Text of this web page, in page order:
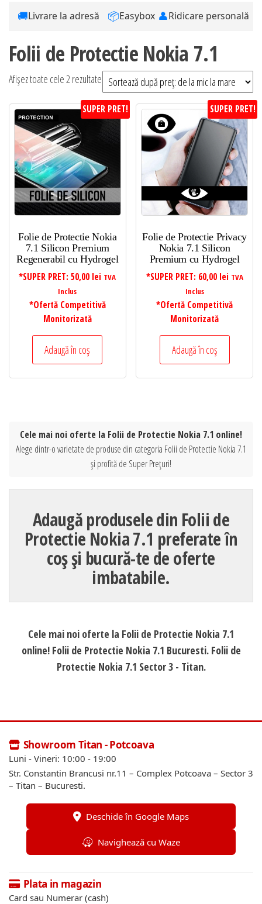
🚚Livrare la adresă 📦Easybox 👤Ridicare personală
Folii de Protectie Nokia 7.1
Afișez toate cele 2 rezultate Sortat
după
preț:
mic
la
mare
SUPER PRET!
Folie de Protectie Nokia
7.1 Silicon Premium
Regenerabil cu Hydrogel
*SUPER PRET:50,00 lei TVA
Inclus
*Ofertă Competitivă
Monitorizată
Adaugă în coș
SUPER PRET!
Folie de Protectie Privacy
Nokia 7.1 Silicon
Premium cu Hydrogel
*SUPER PRET: 60,00 lei TVA
Inclus
*Ofertă Competitivă
Monitorizată
Adaugă în coș
Cele mai noi oferte la Folii de Protectie Nokia 7.1 online!
Alege dintr-o varietate de produse din categoria Folii de Protectie Nokia 7.1
și profită de Super Prețuri!
Adaugă produsele din Folii de
Protectie Nokia 7.1 preferate în
coș și bucură-te de oferte
imbatabile.
Cele mai noi oferte la Folii de Protectie Nokia 7.1
online! Folii de Protectie Nokia 7.1 Bucuresti. Folii de
Protectie Nokia 7.1 Sector 3 - Titan.
Showroom Titan - Potcoava
Luni - Vineri: 10:00 - 19:00
Str. Constantin Brancusi nr.11 – Complex Potcoava – Sector 3
– Titan – Bucuresti.
Deschide în Google Maps
Navighează cu Waze
Plata in magazin
Card sau Numerar (cash)